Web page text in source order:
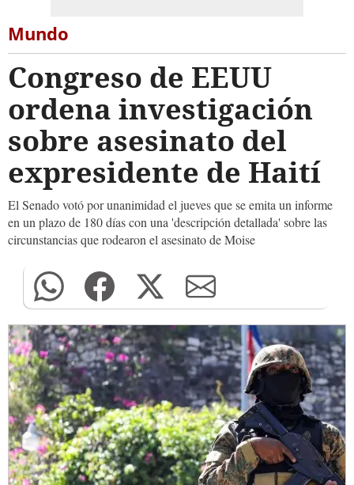
Mundo
Congreso de EEUU
ordena investigación
sobre asesinato del
expresidente de Haití
El Senado votó por unanimidad el jueves que se emita un informe
en un plazo de 180 días con una 'descripción detallada' sobre las
circunstancias que rodearon el asesinato de Moise